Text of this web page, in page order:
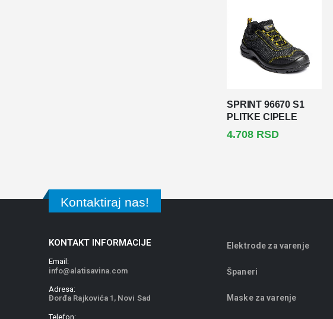
SPRINT 96670 S1
PLITKE CIPELE
4.708 RSD
Kontaktiraj nas!
KONTAKT INFORMACIJE
Email:
info@alatisavina.com
Adresa:
Đorđa Rajkovića 1, Novi Sad
Telefon:
Elektrode za varenje
Španeri
Maske za varenje